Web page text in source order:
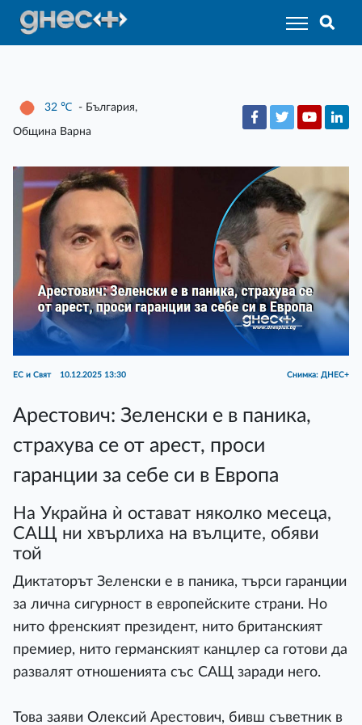
32 ℃ - България,
Община Варна
ЕС и Свят 10.12.2025 13:30 Снимка: ДНЕС+
Арестович: Зеленски е в паника,
страхува се от арест, проси
гаранции за себе си в Европа
На Украйна ѝ остават няколко месеца,
САЩ ни хвърлиха на вълците, обяви
той
Диктаторът Зеленски е в паника, търси гаранции
за лична сигурност в европейските страни. Но
нито френският президент, нито британският
премиер, нито германският канцлер са готови да
развалят отношенията със САЩ заради него.
Това заяви Олексий Арестович, бивш съветник в